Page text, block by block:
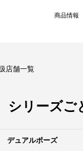
商品情報
店舗一覧
シリーズご
デュアルポーズ